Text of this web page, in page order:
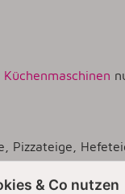
Pizzateige,
& Co nutzen